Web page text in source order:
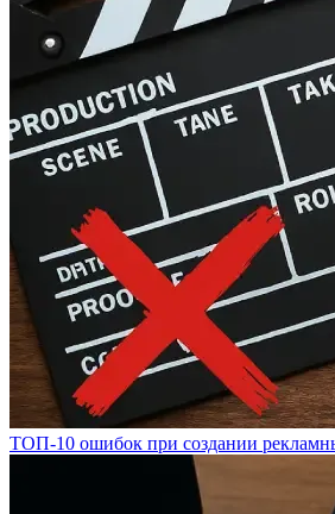
ТОП-10 ошибок при создании